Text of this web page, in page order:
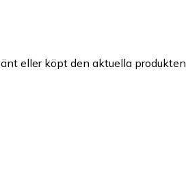
eller köpt den aktuella produkten.